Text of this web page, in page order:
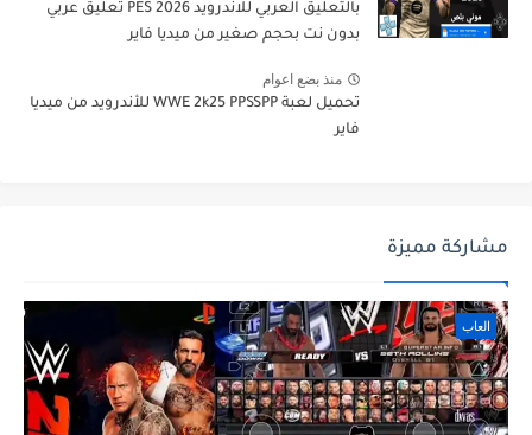
بالتعليق العربي للاندرويد PES 2026 تعليق عربي
بدون نت بحجم صغير من ميديا فاير
منذ بضع اعوام
تحميل لعبة WWE 2k25 PPSSPP للأندرويد من ميديا
فاير
مشاركة مميزة
العاب